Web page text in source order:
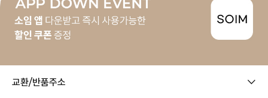
교환/반품주소